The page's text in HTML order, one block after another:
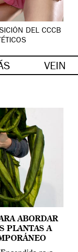
DEL CCCB
VEIN
ABORDAR
PLANTAS A